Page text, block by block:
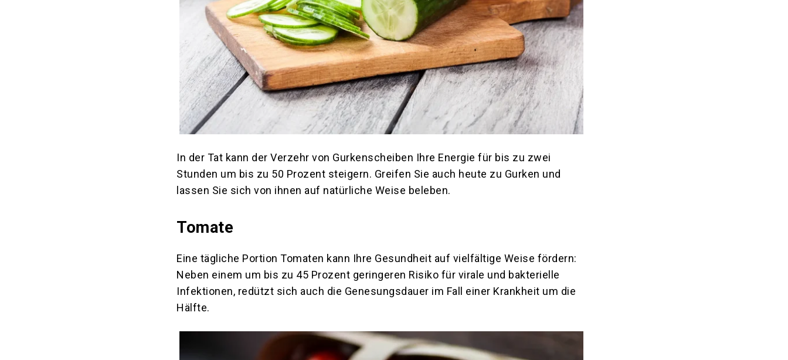
In der Tat kann der Verzehr von Gurkenscheiben Ihre Energie für bis zu zwei
Stunden um bis zu 50 Prozent steigern. Greifen Sie auch heute zu Gurken und
lassen Sie sich von ihnen auf natürliche Weise beleben.
Tomate
Eine tägliche Portion Tomaten kann Ihre Gesundheit auf vielfältige Weise fördern:
Neben einem um bis zu 45 Prozent geringeren Risiko für virale und bakterielle
Infektionen, redützt sich auch die Genesungsdauer im Fall einer Krankheit um die
Hälfte.